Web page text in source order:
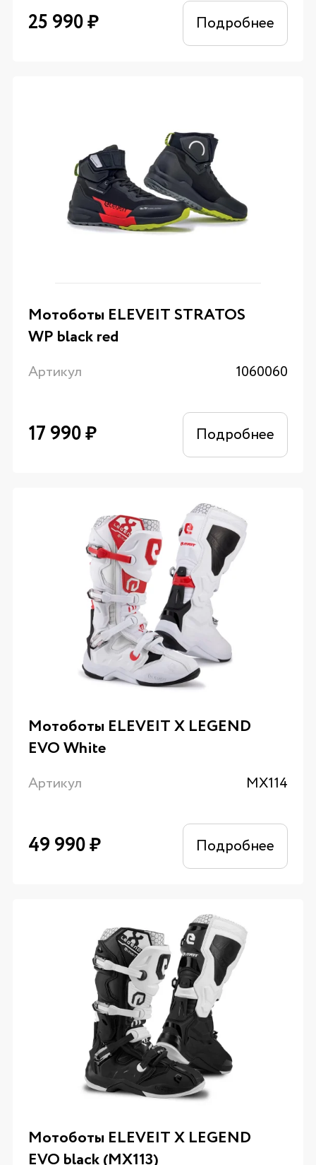
25 990₽ Подробнее
Мотоботы ELEVEIT STRATOS
WP black red
Артикул 1060060
17 990₽ Подробнее
Мотоботы ELEVEIT X LEGEND
EVO White
Артикул MX114
49 990₽ Подробнее
Мотоботы ELEVEIT X LEGEND
EVO black (MX113)